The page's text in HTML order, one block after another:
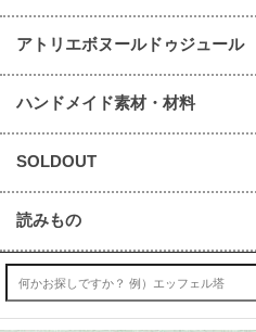
アトリエボヌールドゥジュール
ハンドメイド素材・材料
SOLDOUT
読みもの